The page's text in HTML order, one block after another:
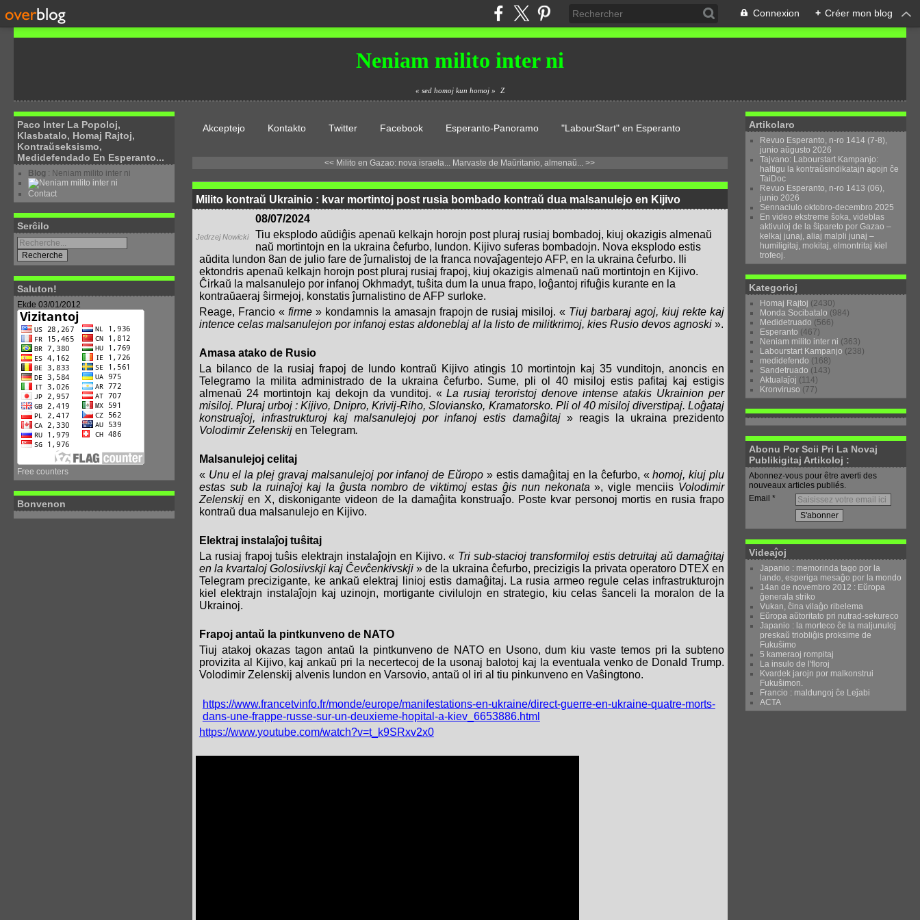
Connexion + Créer mon blog
Neniam milito inter ni
« sed homoj kun homoj » Z
Paco Inter La Popoloj,
Klasbatalo, Homaj Rajtoj,
Kontraŭseksismo,
Medidefendado En Esperanto...
Blog : Neniam milito inter ni
Contact
Serĉilo
Saluton!
Ekde 03/01/2012
Free counters
Bonvenon
Akceptejo Kontakto Twitter Facebook Esperanto-Panoramo "LabourStart" en Esperanto
<< Milito en Gazao: nova israela... Marvaste de Maŭritanio, almenaŭ... >>
Milito kontraŭ Ukrainio : kvar mortintoj post rusia bombado kontraŭ dua malsanulejo en Kijivo
Jedrzej Nowicki
08/07/2024
Tiu eksplodo aŭdiĝis apenaŭ kelkajn horojn post pluraj rusiaj bombadoj, kiuj okazigis almenaŭ
naŭ mortintojn en la ukraina ĉefurbo, lundon. Kijivo suferas bombadojn. Nova eksplodo estis
aŭdita lundon 8an de julio fare de ĵurnalistoj de la franca novaĵagentejo AFP, en la ukraina ĉefurbo. Ili
ektondris apenaŭ kelkajn horojn post pluraj rusiaj frapoj, kiuj okazigis almenaŭ naŭ mortintojn en Kijivo.
Ĉirkaŭ la malsanulejo por infanoj Okhmadyt, tuŝita dum la unua frapo, loĝantoj rifuĝis kurante en la
kontraŭaeraj ŝirmejoj, konstatis ĵurnalistino de AFP surloke.
Reage, Francio « firme» kondamnis la amasajn frapojn de rusiaj misiloj. « Tiuj barbaraj agoj, kiuj rekte kaj
intence celas malsanulejon por infanoj estas aldoneblaj al la listo de militkrimoj, kies Rusio devos agnoski».
Amasa atako de Rusio
La bilanco de la rusiaj frapoj de lundo kontraŭ Kijivo atingis 10 mortintojn kaj 35 vunditojn, anoncis en
Telegramo la milita administrado de la ukraina ĉefurbo. Sume, pli ol 40 misiloj estis pafitaj kaj estigis
almenaŭ 24 mortintojn kaj dekojn da vunditoj. «La rusiaj teroristoj denove intense atakis Ukrainion per
misiloj. Pluraj urboj : Kijivo, Dnipro,Krivij-Riho, Sloviansko, Kramatorsko. Pli ol 40 misiloj diverstipaj. Loĝataj
konstruaĵoj, infrastrukturoj kaj malsanulejoj por infanoj estis damaĝitaj» reagis la ukraina prezidento
Volodimir Zelenskij en Telegram.
Malsanulejoj celitaj
« Unu el la plej gravaj malsanulejoj por infanoj de Eŭropo» estis damaĝitaj en la ĉefurbo, «homoj, kiuj plu
estas sub la ruinaĵoj kaj la ĝusta nombro de viktimoj estas ĝis nun nekonata », vigle menciis Volodimir
Zelenskijen X, diskonigante videon de la damaĝita konstruaĵo. Poste kvar personoj mortis en rusia frapo
kontraŭ dua malsanulejo en Kijivo.
Elektraj instalaĵoj tuŝitaj
La rusiaj frapoj tuŝis elektrajn instalaĵojn en Kijivo. « Tri sub-stacioj transformiloj estis detruitaj aŭ damaĝitaj
en la kvartaloj Golosiivskji kaj Ĉevĉenkivskji» de la ukraina ĉefurbo, precizigis la privata operatoro DTEX en
Telegram precizigante, ke ankaŭ elektraj linioj estis damaĝitaj. La rusia armeo regule celas infrastrukturojn
kiel elektrajn instalaĵojn kaj uzinojn, mortigante civilulojn en strategio, kiu celas ŝanceli la moralon de la
Ukrainoj.
Frapoj antaŭ la pintkunveno de NATO
Tiuj atakoj okazas tagon antaŭ la pintkunveno de NATO en Usono, dum kiu vaste temos pri la subteno
provizita al Kijivo, kaj ankaŭ pri la necertecoj de la usonaj balotoj kaj la eventuala venko de Donald Trump.
Volodimir Zelenskij alvenis lundon en Varsovio, antaŭ ol iri al tiu pinkunveno en Vaŝingtono.
https://www.francetvinfo.fr/monde/europe/manifestations-en-ukraine/direct-guerre-en-ukraine-quatre-morts-
dans-une-frappe-russe-sur-un-deuxieme-hopital-a-kiev_6653886.html
https://www.youtube.com/watch?v=t_k9SRxv2x0
Artikolaro
Revuo Esperanto, n-ro 1414 (7-8),
junio aŭgusto 2026
Tajvano: Labourstart Kampanjo:
haltigu la kontraŭsindikatajn agojn ĉe
TaiDoc
Revuo Esperanto, n-ro 1413 (06),
junio 2026
Sennaciulo oktobro-decembro 2025
En video ekstreme ŝoka, videblas
aktivuloj de la ŝipareto por Gazao –
kelkaj junaj, aliaj malpli junaj –
humiligitaj, mokitaj, elmontritaj kiel
trofeoj.
Kategorioj
Homaj Rajtoj (2430)
Monda Socibatalo (984)
Medidetruado (566)
Esperanto (467)
Neniam milito inter ni (363)
Labourstart Kampanjo (238)
medidefendo (168)
Sandetruado (143)
Aktualaĵoj (114)
Kronviruso (77)
Abonu Por Scii Pri La Novaj
Publikigitaj Artikoloj :
Abonnez-vous pour être averti des
nouveaux articles publiés.
Email
Videaĵoj
Japanio : memorinda tago por la
lando, esperiga mesaĝo por la mondo
14an de novembro 2012 : Eŭropa
ĝenerala striko
Vukan, ĉina vilaĝo ribelema
Eŭropa aŭtoritato pri nutrad-sekureco
Japanio : la morteco ĉe la maljunuloj
preskaŭ triobliĝis proksime de
Fukuŝimo
5 kameraoj rompitaj
La insulo de l'floroj
Kvardek jarojn por malkonstrui
Fukuŝimon.
Francio : maldungoj ĉe Leĵabi
ACTA